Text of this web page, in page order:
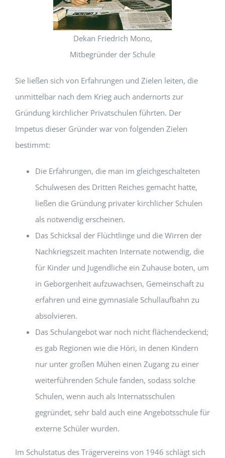
Dekan Friedrich Mono,
Mitbegründer der Schule
Sie ließen sich von Erfahrungen und Zielen leiten, die
unmittelbar nach dem Krieg auch andernorts zur
Gründung kirchlicher Privatschulen führten. Der
Impetus dieser Gründer war von folgenden Zielen
bestimmt:
Die Erfahrungen, die man im gleichgeschalteten
Schulwesen des Dritten Reiches gemacht hatte,
ließen die Gründung privater kirchlicher Schulen
als notwendig erscheinen.
Das Schicksal der Flüchtlinge und die Wirren der
Nachkriegszeit machten Internate notwendig, die
für Kinder und Jugendliche ein Zuhause boten, um
in Geborgenheit aufzuwachsen, Gemeinschaft zu
erfahren und eine gymnasiale Schullaufbahn zu
absolvieren.
Das Schulangebot war noch nicht flächendeckend;
es gab Regionen wie die Höri, in denen Kindern
nur unter großen Mühen einen Zugang zu einer
weiterführenden Schule fanden, sodass solche
Schulen, wenn auch als Internatsschulen
gegründet, sehr bald auch eine Angebotsschule für
externe Schüler wurden.
Im Schulstatus des Trägervereins von 1946 schlägt sich